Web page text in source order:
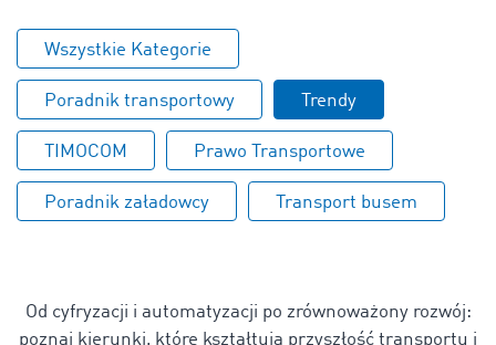
Wszystkie Kategorie
Poradnik transportowy Trendy
TIMOCOM Prawo Transportowe
Poradnik załadowcy Transport busem
Od cyfryzacji i automatyzacji po zrównoważony rozwój:
poznaj kierunki, które kształtują przyszłość transportu i